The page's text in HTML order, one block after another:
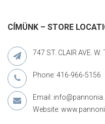
CÍMÜNK – STORE
747 ST. CLAIR AVE.
Phone: 416-966-5156
Email:
Website: